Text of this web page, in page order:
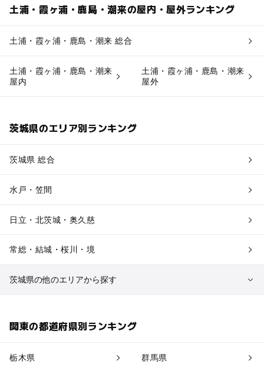
土浦・霞ヶ浦・鹿島・潮来の屋内・屋外ランキング
土浦・霞ヶ浦・鹿島・潮来 総合
土浦・霞ヶ浦・鹿島・潮来
屋内
土浦・霞ヶ浦・鹿島・潮来
屋外
茨城県のエリア別ランキング
茨城県 総合
水戸・笠間
日立・北茨城・奥久慈
常総・結城・桜川・境
茨城県の他のエリアから探す
関東の都道府県別ランキング
栃木県 群馬県